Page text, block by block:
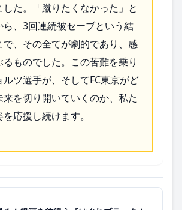
した。「蹴りたくなかった」と
ら、3回連続被セーブという結
で、その全てが劇的であり、感
ものでした。この苦難を乗り
ルツ選手が、そしてFC東京がど
来を切り開いていくのか、私た
応援し続けます。